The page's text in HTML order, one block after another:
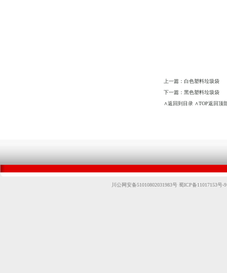
上一篇： 白色塑料垃圾袋
下一篇： 黑色塑料垃圾袋
∧返回到目录 ∧TOP返回顶
川公网安备51010802031983号 蜀ICP备11017153号-